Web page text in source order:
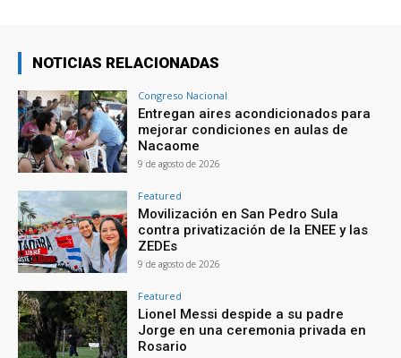
NOTICIAS RELACIONADAS
Congreso Nacional
Entregan aires acondicionados para
mejorar condiciones en aulas de
Nacaome
9 de agosto de 2026
Featured
Movilización en San Pedro Sula
contra privatización de la ENEE y las
ZEDEs
9 de agosto de 2026
Featured
Lionel Messi despide a su padre
Jorge en una ceremonia privada en
Rosario